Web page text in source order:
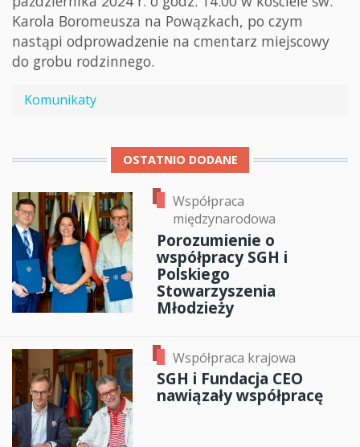
Karola Boromeusza na Powązkach, po czym
nastąpi odprowadzenie na cmentarz miejscowy
do grobu rodzinnego.
Komunikaty
OSTATNIO DODANE
Współpraca
międzynarodowa
Porozumienie o
współpracy SGH i
Polskiego
Stowarzyszenia
Młodzieży
Współpraca krajowa
SGH i Fundacja CEO
nawiązały współpracę